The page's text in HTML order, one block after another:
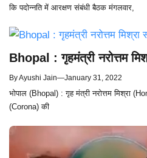
कि पदोन्नति में आरक्षण संबंधी बैठक मंगलवार,
Bhopal : गृहमंत्री नरोत्तम
ByAyushi Jain—January 31, 2022
भोपाल (Bhopal) : गृह मंत्री नरोत्तम मिश्रा
(Corona) की